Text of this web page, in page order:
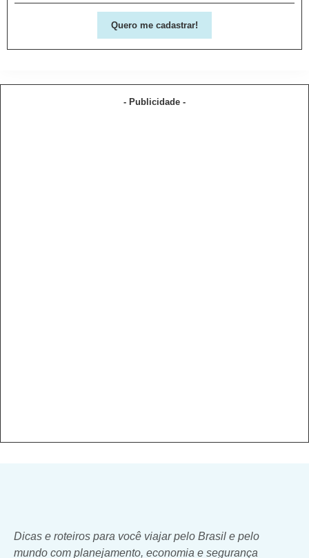
Quero me cadastrar!
- Publicidade -
Dicas e roteiros para você viajar pelo Brasil e pelo
mundo com planejamento, economia e segurança